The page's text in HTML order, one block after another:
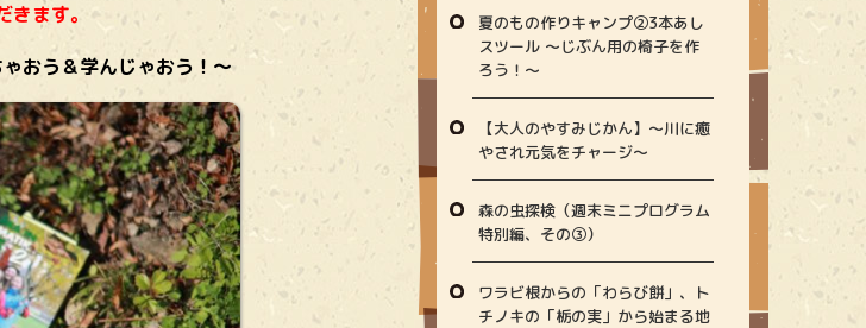
ます。
おう＆学んじゃおう！〜
夏のもの作りキャンプ②3本あし
スツール ～じぶん用の椅子を作
ろう！～
【大人のやすみじかん】〜川に癒
やされ元気をチャージ〜
森の虫探検（週末ミニプログラム
特別編、その③）
ワラビ根からの「わらび餅」、ト
チノキの「栃の実」から始まる地